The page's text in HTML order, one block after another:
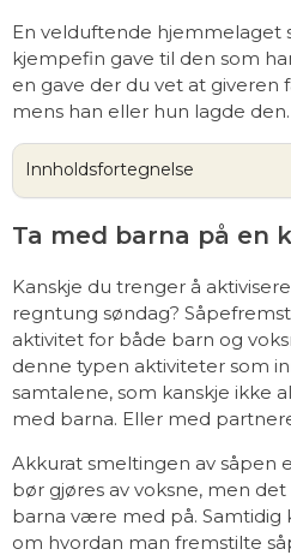
En velduftende hjemmelaget
kjempefin gave til den som
en gave der du vet at giveren
mens han eller hun lagde den.
Innholdsfortegnelse
Ta med barna på en
Kanskje du trenger å
regntung søndag?
aktivitet for både barn og
denne typen aktiviteter som
samtalene, som kanskje ikke
med barna. Eller med
Akkurat smeltingen av såpen
bør gjøres av voksne, men
barna være med på.
om hvordan man fremstilte